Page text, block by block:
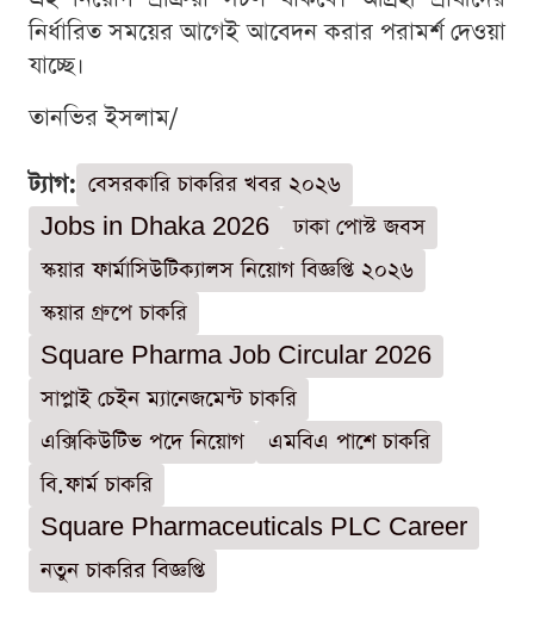
নির্ধারিত সময়ের আগেই আবেদন করার পরামর্শ দেওয়া
যাচ্ছে।
তানভির ইসলাম/
ট্যাগ: বেসরকারি চাকরির খবর ২০২৬
Jobs in Dhaka 2026
ঢাকা পোস্ট জবস
স্কয়ার ফার্মাসিউটিক্যালস নিয়োগ বিজ্ঞপ্তি ২০২৬
স্কয়ার গ্রুপে চাকরি
Square Pharma Job Circular 2026
সাপ্লাই চেইন ম্যানেজমেন্ট চাকরি
এক্সিকিউটিভ পদে নিয়োগ
এমবিএ পাশে চাকরি
বি.ফার্ম চাকরি
Square Pharmaceuticals PLC Career
নতুন চাকরির বিজ্ঞপ্তি